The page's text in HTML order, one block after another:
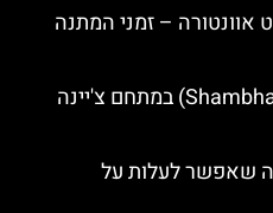
אוונטורה – זמני המתנה
רכבת הרים שאמבאלה (Shambhala) במתחם צ'יינה
שאפשר לעלות על